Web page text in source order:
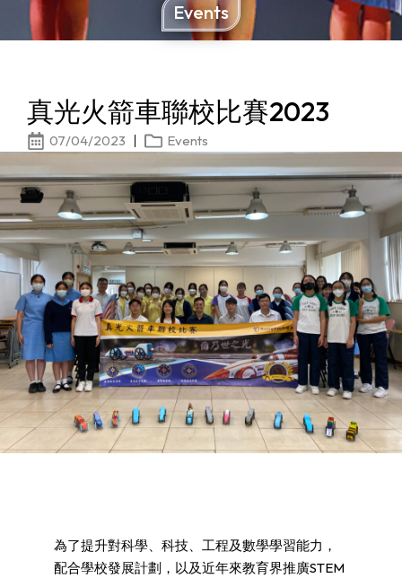
Events
真光火箭車聯校比賽2023
07/04/2023 Events
為了提升對科學、科技、工程及數學學習能力，
配合學校發展計劃，以及近年來教育界推廣STEM